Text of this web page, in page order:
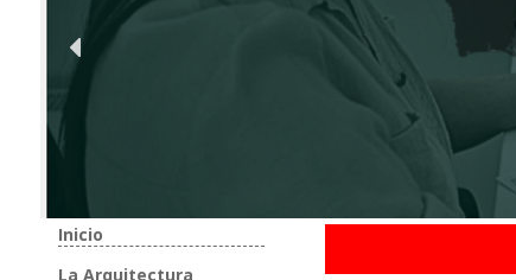
Inicio
La Arquitectura